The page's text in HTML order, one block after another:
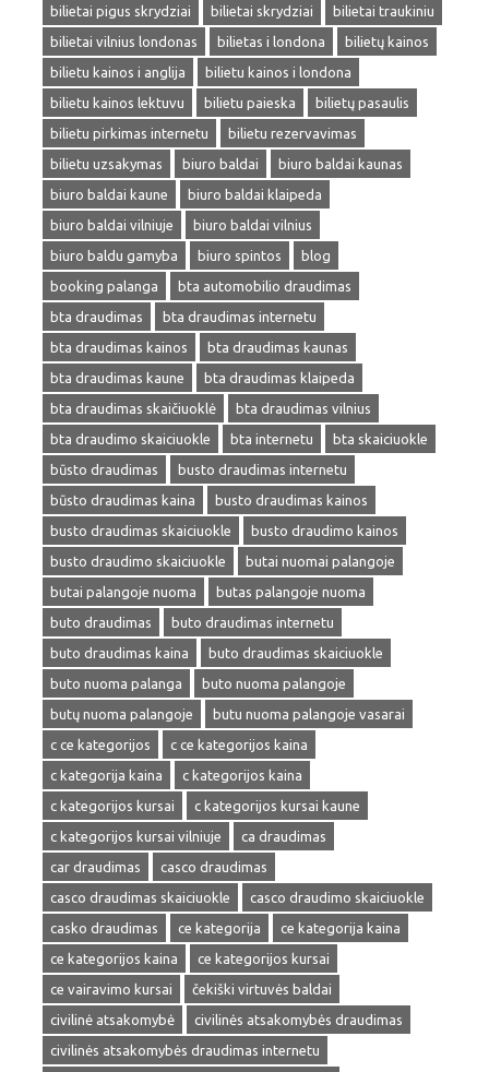
bilietai pigus skrydziai
bilietai skrydziai
bilietai traukiniu
bilietai vilnius londonas
bilietas i londona
bilietų kainos
bilietu kainos i anglija
bilietu kainos i londona
bilietu kainos lektuvu
bilietu paieska
bilietų pasaulis
bilietu pirkimas internetu
bilietu rezervavimas
bilietu uzsakymas
biuro baldai
biuro baldai kaunas
biuro baldai kaune
biuro baldai klaipeda
biuro baldai vilniuje
biuro baldai vilnius
biuro baldu gamyba
biuro spintos
blog
booking palanga
bta automobilio draudimas
bta draudimas
bta draudimas internetu
bta draudimas kainos
bta draudimas kaunas
bta draudimas kaune
bta draudimas klaipeda
bta draudimas skaičiuoklė
bta draudimas vilnius
bta draudimo skaiciuokle
bta internetu
bta skaiciuokle
būsto draudimas
busto draudimas internetu
būsto draudimas kaina
busto draudimas kainos
busto draudimas skaiciuokle
busto draudimo kainos
busto draudimo skaiciuokle
butai nuomai palangoje
butai palangoje nuoma
butas palangoje nuoma
buto draudimas
buto draudimas internetu
buto draudimas kaina
buto draudimas skaiciuokle
buto nuoma palanga
buto nuoma palangoje
butų nuoma palangoje
butu nuoma palangoje vasarai
c ce kategorijos
c ce kategorijos kaina
c kategorija kaina
c kategorijos kaina
c kategorijos kursai
c kategorijos kursai kaune
c kategorijos kursai vilniuje
ca draudimas
car draudimas
casco draudimas
casco draudimas skaiciuokle
casco draudimo skaiciuokle
casko draudimas
ce kategorija
ce kategorija kaina
ce kategorijos kaina
ce kategorijos kursai
ce vairavimo kursai
čekiški virtuvės baldai
civilinė atsakomybė
civilinės atsakomybės draudimas
civilinės atsakomybės draudimas internetu